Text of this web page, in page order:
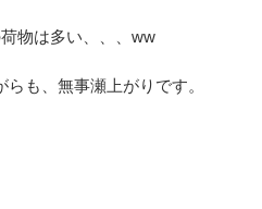
物は多い、、、ww
も、無事瀬上がりです。